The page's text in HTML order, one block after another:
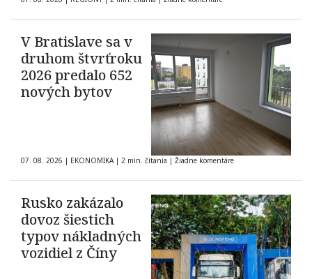
V Bratislave sa v
druhom štvrťroku
2026 predalo 652
nových bytov
07. 08. 2026 | EKONOMIKA | 2 min. čítania | Žiadne komentáre
Rusko zakázalo
dovoz šiestich
typov nákladných
vozidiel z Číny